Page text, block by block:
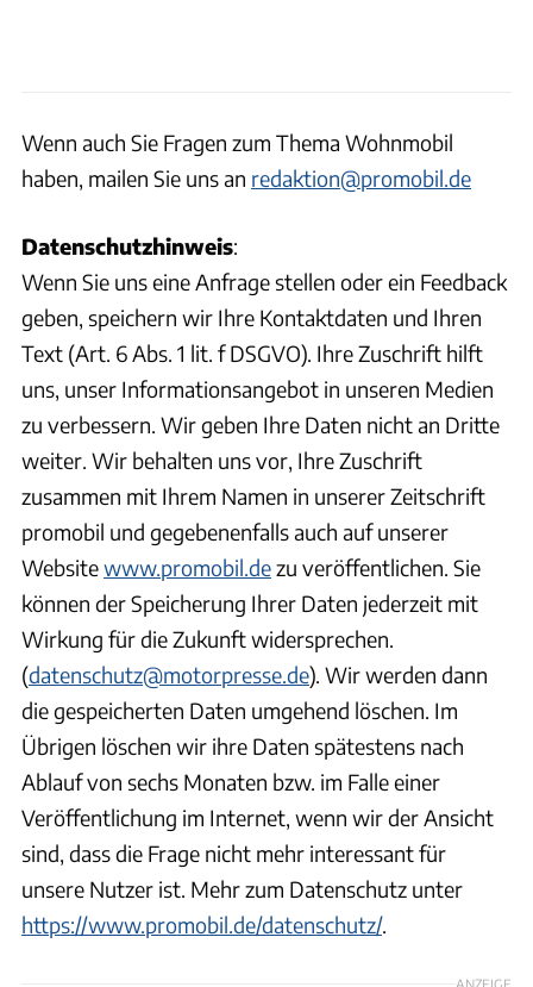
Wenn auch Sie Fragen zum Thema Wohnmobil
haben, mailen Sie uns an redaktion@promobil.de
Datenschutzhinweis:
Wenn Sie uns eine Anfrage stellen oder ein Feedback
geben, speichern wir Ihre Kontaktdaten und Ihren
Text (Art. 6 Abs. 1 lit. f DSGVO). Ihre Zuschrift hilft
uns, unser Informationsangebot in unseren Medien
zu verbessern. Wir geben Ihre Daten nicht an Dritte
weiter. Wir behalten uns vor, Ihre Zuschrift
zusammen mit Ihrem Namen in unserer Zeitschrift
promobil und gegebenenfalls auch auf unserer
Websitewww.promobil.dezu veröffentlichen. Sie
können der Speicherung Ihrer Daten jederzeit mit
Wirkung für die Zukunft widersprechen.
(datenschutz@motorpresse.de). Wir werden dann
die gespeicherten Daten umgehend löschen. Im
Übrigen löschen wir ihre Daten spätestens nach
Ablauf von sechs Monaten bzw. im Falle einer
Veröffentlichung im Internet, wenn wir der Ansicht
sind, dass die Frage nicht mehr interessant für
unsere Nutzer ist. Mehr zum Datenschutz unter
https://www.promobil.de/datenschutz/.
ANZEIGE